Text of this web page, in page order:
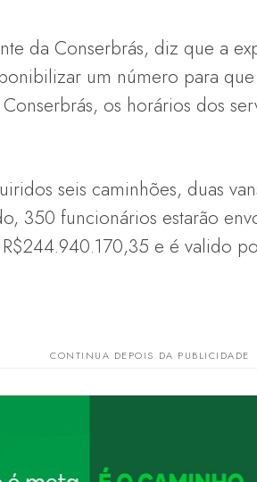
da Conserbrás, diz que a
um número para
os horários dos
seis caminhões, duas
350 funcionários estarão
e é valido